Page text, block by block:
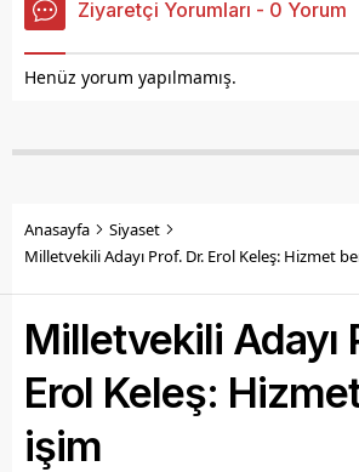
Ziyaretçi Yorumları - 0 Yorum
Henüz yorum yapılmamış.
Anasayfa
Siyaset
Milletvekili Adayı Prof. Dr. Erol Keleş: Hizmet
Milletvekili Adayı
Erol Keleş:
işim